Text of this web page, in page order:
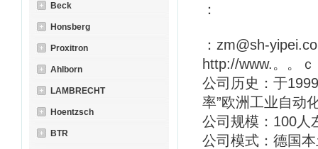
Beck
Honsberg
Proxitron
Ahlborn
LAMBRECHT
Hoentzsch
BTR
：
：zm@sh-
http://www.。。
公司历史：于
率”欧洲工业自动
公司规模：100人
公司模式：德国